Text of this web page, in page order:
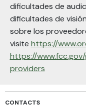
dificultades de
dificultades de
sobre los
visite https://
https://
providers
CONTACTS